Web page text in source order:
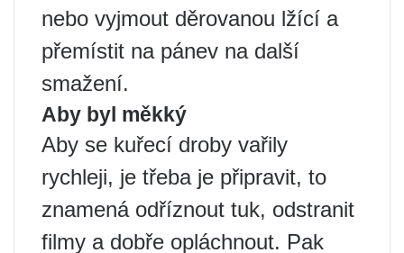
nebo vyjmout děrovanou lžící a
přemístit na pánev na další
smažení.
Aby byl měkký
Aby se kuřecí droby vařily
rychleji, je třeba je připravit, to
znamená odříznout tuk, odstranit
filmy a dobře opláchnout. Pak